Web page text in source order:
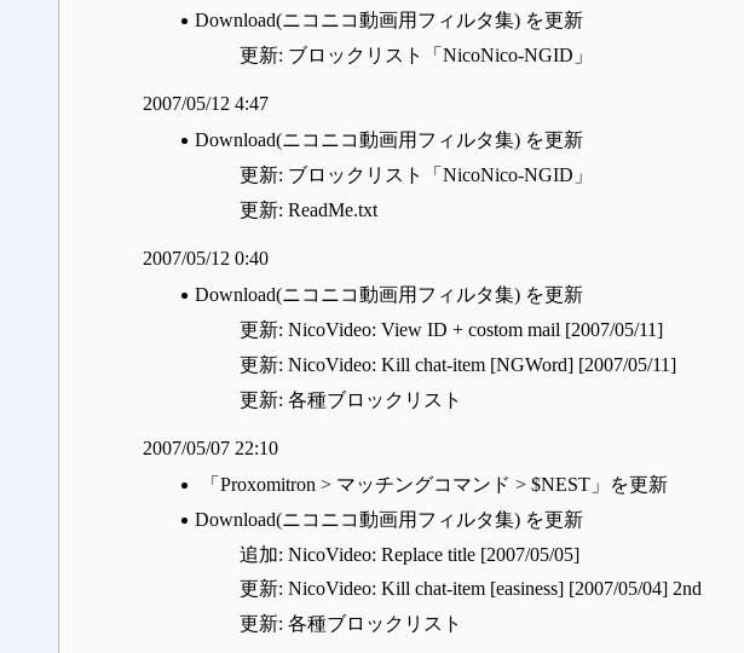
Download(ニコニコ動画用フィルタ集) を更新
更新: ブロックリスト「NicoNico-NGID」
2007/05/12 4:47
Download(ニコニコ動画用フィルタ集) を更新
更新: ブロックリスト「NicoNico-NGID」
更新: ReadMe.txt
2007/05/12 0:40
Download(ニコニコ動画用フィルタ集) を更新
更新: NicoVideo: View ID + costom mail [2007/05/11]
更新: NicoVideo: Kill chat-item [NGWord] [2007/05/11]
更新: 各種ブロックリスト
2007/05/07 22:10
「Proxomitron > マッチングコマンド > $NEST」を更新
Download(ニコニコ動画用フィルタ集) を更新
追加: NicoVideo: Replace title [2007/05/05]
更新: NicoVideo: Kill chat-item [easiness] [2007/05/04] 2nd
更新: 各種ブロックリスト